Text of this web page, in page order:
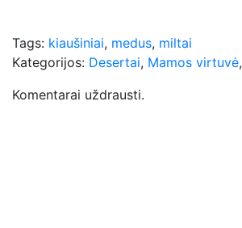
Tags: kiaušiniai, medus, miltai
Kategorijos: Desertai, Mamos virtuvė,
Komentarai uždrausti.